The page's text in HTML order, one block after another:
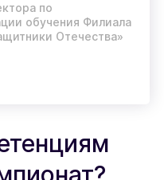
по
обучения Филиала
Отечества»